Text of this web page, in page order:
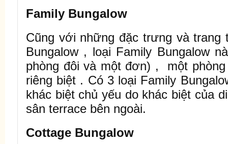
Family Bungalow
Cũng với những đặc trưng và trang
Bungalow , loại Family Bungalow
phòng đôi và một đơn) , một
riêng biệt . Có 3 loại Family
khác biệt chủ yếu do khác biệt của
sân terrace bên ngoài.
Cottage Bungalow